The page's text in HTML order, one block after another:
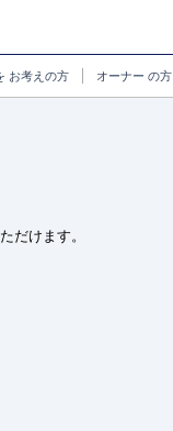
お考えの方 オーナー の方
だけます。